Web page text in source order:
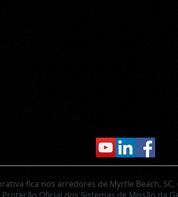
fica nos arredores de Myrtle Beach,